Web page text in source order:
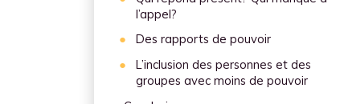
l’appel?
Des rapports de pouvoir
L’inclusion des personnes et des
groupes avec moins de pouvoir